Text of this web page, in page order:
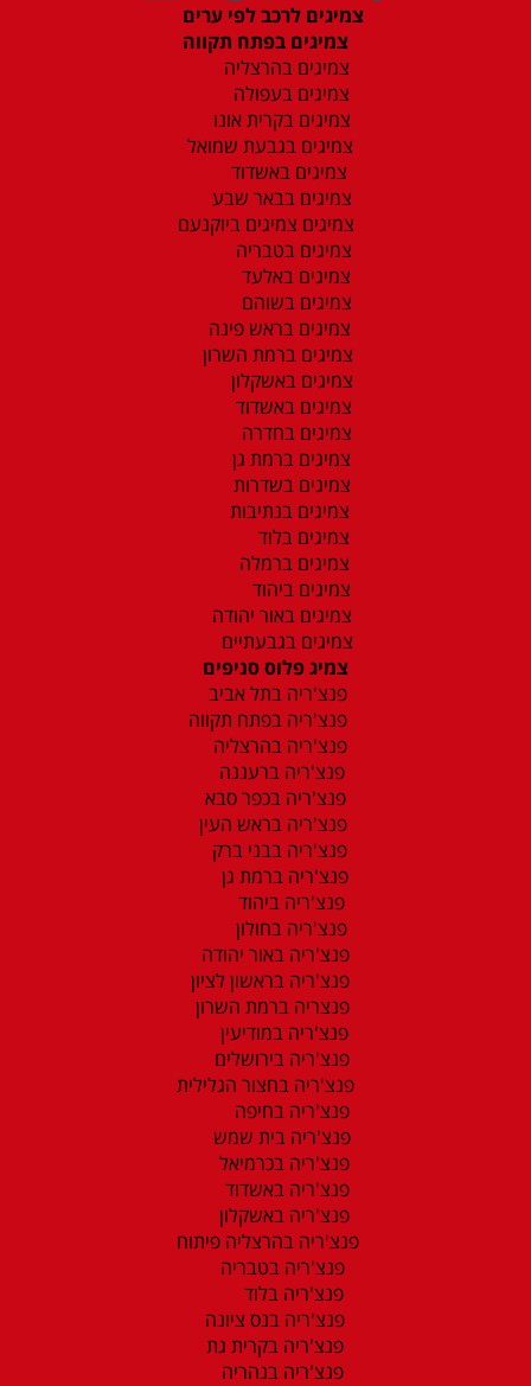
צמיגים לרכב לפי ערים
צמיגים בפתח תקווה
צמיגים בהרצליה
צמיגים בעפולה
צמיגים בקרית אונו
צמיגים בגבעת שמואל
צמיגים באשדוד
צמיגים בבאר שבע
צמיגים צמיגים ביוקנעם
צמיגים בטבריה
צמיגים באלעד
צמיגים בשוהם
צמיגים בראש פינה
צמיגים ברמת השרון
צמיגים באשקלון
צמיגים באשדוד
צמיגים בחדרה
צמיגים ברמת גן
צמיגים בשדרות
צמיגים בנתיבות
צמיגים בלוד
צמיגים ברמלה
צמיגים ביהוד
צמיגים באור יהודה
צמיגים בגבעתיים
צמיג פלוס סניפים
פנצ'ריה בתל אביב
פנצ'ריה בפתח תקווה
פנצ'ריה בהרצליה
פנצ'ריה ברעננה
פנצ'ריה בכפר סבא
פנצ'ריה בראש העין
פנצ'ריה בבני ברק
פנצ'ריה ברמת גן
פנצ'ריה ביהוד
פנצ'ריה בחולון
פנצ'ריה באור יהודה
פנצ'ריה בראשון לציון
פנצריה ברמת השרון
פנצ'ריה במודיעין
פנצ'ריה בירושלים
פנצ'ריה בחצור הגלילית
פנצ'ריה בחיפה
פנצ'ריה בית שמש
פנצ'ריה בכרמיאל
פנצ'ריה באשדוד
פנצ'ריה באשקלון
פנצ'ריה בהרצליה פיתוח
פנצ'ריה בטבריה
פנצ'ריה בלוד
פנצ'ריה בנס ציונה
פנצ'ריה בקרית גת
פנצ'ריה בנהריה